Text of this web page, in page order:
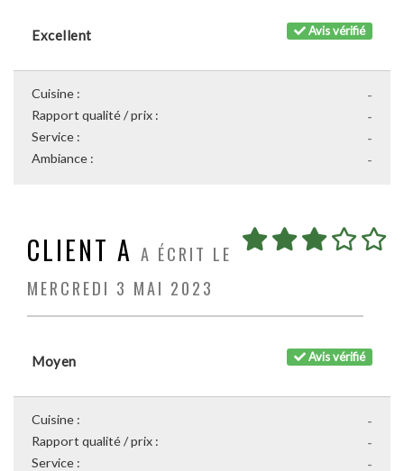
Avis vérifié
Excellent
-
Cuisine :
-
Rapport qualité / prix :
-
Service :
-
Ambiance :
CLIENT A A ÉCRIT LE
MERCREDI 3 MAI 2023
Avis vérifié
Moyen
-
Cuisine :
-
Rapport qualité / prix :
-
Service :